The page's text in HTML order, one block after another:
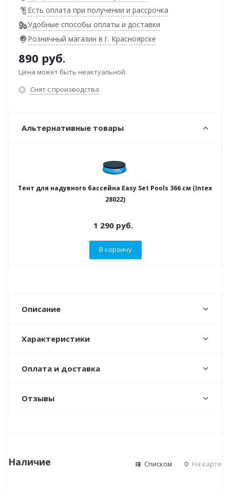
Есть оплата при получении и рассрочка
Удобные способы оплаты и доставки
Розничный магазин в г. Красноярске
890 руб.
Цена может быть неактуальной
Снят с производства
Альтернативные товары
Тент для надувного бассейна Easy Set Pools 366 см (Intex
28022)
1 290руб.
В корзину
Описание
Характеристики
Оплата и доставка
Отзывы
Наличие Списком На карте